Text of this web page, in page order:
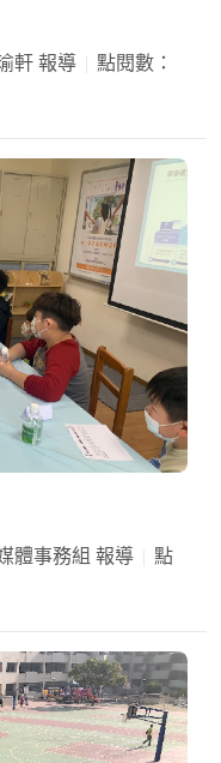
軒 報導
點閱數：
體事務組 報導
點